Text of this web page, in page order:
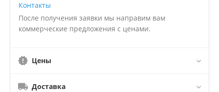
Контакты
После получения заявки мы направим вам
коммерческие предложения с ценами.
Цены
Доставка